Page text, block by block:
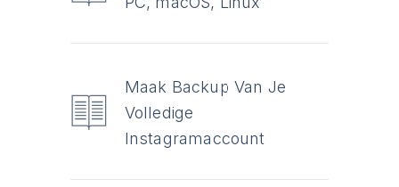
Maak Backup Van Je
Volledige
Instagramaccount